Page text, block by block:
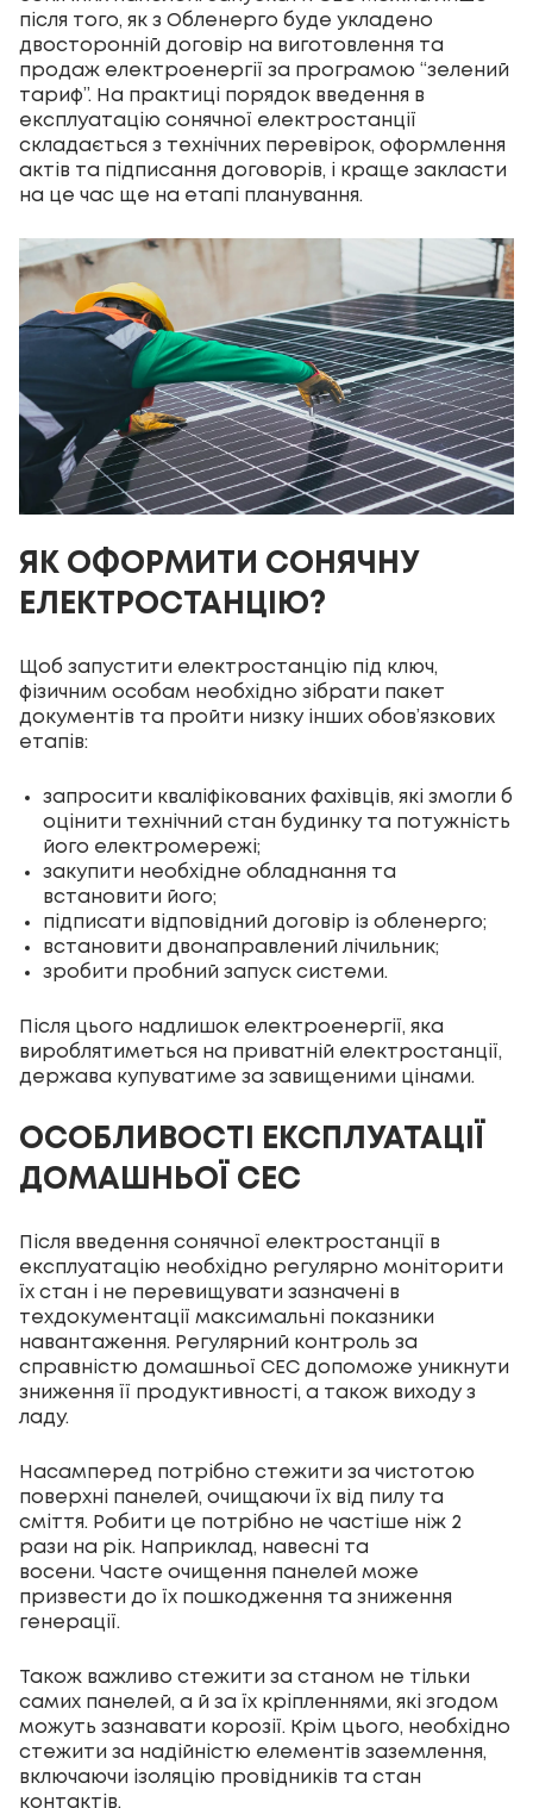
після того, як з Обленерго буде укладено
двосторонній договір на виготовлення та
продаж електроенергії за програмою “зелений
тариф”. На практиці порядок введення в
експлуатацію сонячної електростанції
складається з технічних перевірок, оформлення
актів та підписання договорів, і краще закласти
на це час ще на етапі планування.
ЯК ОФОРМИТИ СОНЯЧНУ
ЕЛЕКТРОСТАНЦІЮ?
Щоб запустити електростанцію під ключ,
фізичним особам необхідно зібрати пакет
документів та пройти низку інших обов’язкових
етапів:
запросити кваліфікованих фахівців, які змогли б
оцінити технічний стан будинку та потужність
його електромережі;
закупити необхідне обладнання та
встановити його;
підписати відповідний договір із обленерго;
встановити двонаправлений лічильник;
зробити пробний запуск системи.
Після цього надлишок електроенергії, яка
вироблятиметься на приватній електростанції,
держава купуватиме за завищеними цінами.
ОСОБЛИВОСТІ ЕКСПЛУАТАЦІЇ
ДОМАШНЬОЇ СЕС
Після введення сонячної електростанції в
експлуатацію необхідно регулярно моніторити
їх стан і не перевищувати зазначені в
техдокументації максимальні показники
навантаження. Регулярний контроль за
справністю домашньої СЕС допоможе уникнути
зниження її продуктивності, а також виходу з
ладу.
Насамперед потрібно стежити за чистотою
поверхні панелей, очищаючи їх від пилу та
сміття. Робити це потрібно не частіше ніж 2
рази на рік. Наприклад, навесні та
восени. Часте очищення панелей може
призвести до їх пошкодження та зниження
генерації.
Також важливо стежити за станом не тільки
самих панелей, а й за їх кріпленнями, які згодом
можуть зазнавати корозії. Крім цього, необхідно
стежити за надійністю елементів заземлення,
включаючи ізоляцію провідників та стан
контактів.